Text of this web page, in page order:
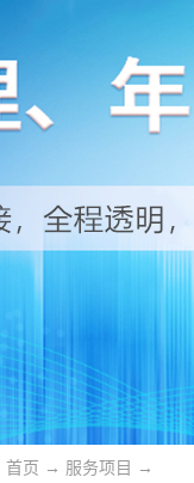
首页 → 服务项目 →